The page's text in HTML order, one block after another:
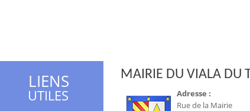
LIENS
UTILES
MAIRIE DU VIALA DU
Adresse :
Rue de la Mairie